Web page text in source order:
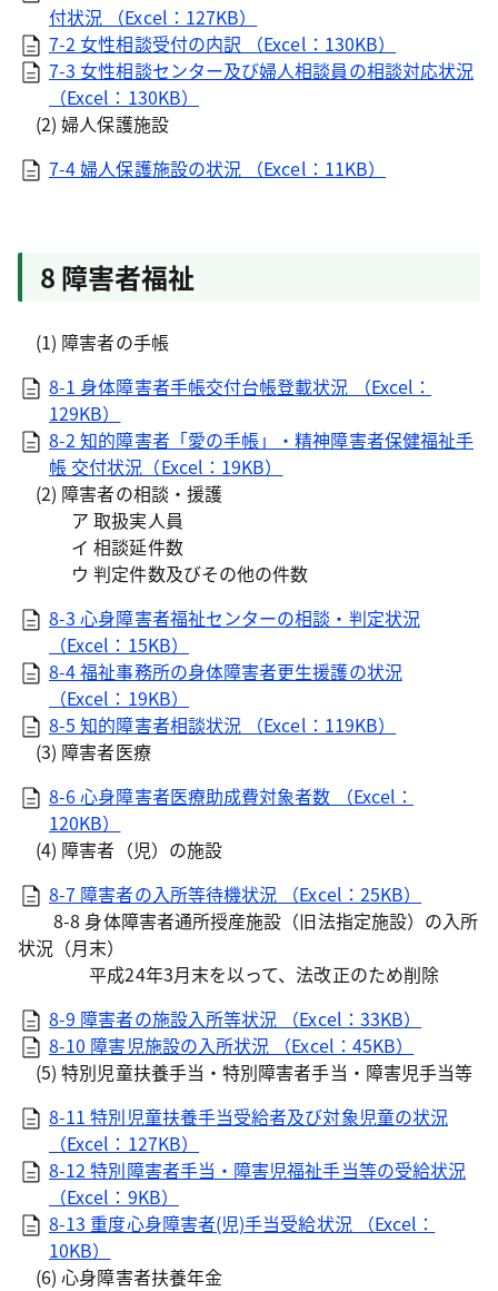
付状況 （Excel：127KB）
7-2 女性相談受付の内訳 （Excel：130KB）
7-3 女性相談センター及び婦人相談員の相談対応状況
（Excel：130KB）
(2) 婦人保護施設
7-4 婦人保護施設の状況 （Excel：11KB）
8 障害者福祉
(1) 障害者の手帳
8-1 身体障害者手帳交付台帳登載状況 （Excel：
129KB）
8-2 知的障害者「愛の手帳」・精神障害者保健福祉手
帳 交付状況（Excel：19KB）
(2) 障害者の相談・援護
ア 取扱実人員
イ 相談延件数
ウ 判定件数及びその他の件数
8-3 心身障害者福祉センターの相談・判定状況
（Excel：15KB）
8-4 福祉事務所の身体障害者更生援護の状況
（Excel：19KB）
8-5 知的障害者相談状況 （Excel：119KB）
(3) 障害者医療
8-6 心身障害者医療助成費対象者数 （Excel：
120KB）
(4) 障害者（児）の施設
8-7 障害者の入所等待機状況 （Excel：25KB）
8-8 身体障害者通所授産施設（旧法指定施設）の入所
状況（月末）
平成24年3月末を以って、法改正のため削除
8-9 障害者の施設入所等状況 （Excel：33KB）
8-10 障害児施設の入所状況 （Excel：45KB）
(5) 特別児童扶養手当・特別障害者手当・障害児手当等
8-11 特別児童扶養手当受給者及び対象児童の状況
（Excel：127KB）
8-12 特別障害者手当・障害児福祉手当等の受給状況
（Excel：9KB）
8-13 重度心身障害者(児)手当受給状況 （Excel：
10KB）
(6) 心身障害者扶養年金